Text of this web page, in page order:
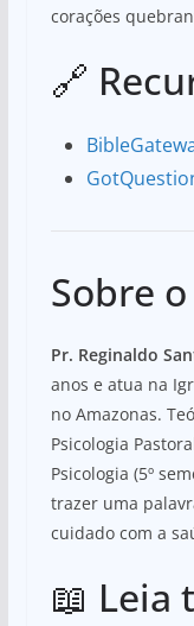
corações
🔗
Sobre
Pr. Reginaldo
anos e atua na
no Amazonas.
Psicologia
Psicologia (5º
trazer uma
cuidado com a
📖 Leia